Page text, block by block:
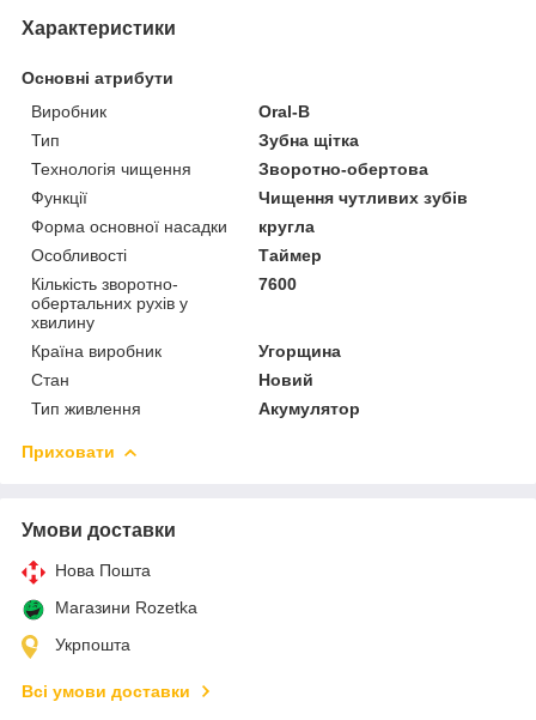
Характеристики
Основні атрибути
Виробник
Oral-B
Тип
Зубна щітка
Технологія чищення
Зворотно-обертова
Функції
Чищення чутливих зубів
Форма основної насадки
кругла
Особливості
Таймер
Кількість зворотно-
обертальних рухів у
хвилину
7600
Країна виробник
Угорщина
Стан
Новий
Тип живлення
Акумулятор
Приховати
Умови доставки
Нова Пошта
Магазини Rozetka
Укрпошта
Всі умови доставки